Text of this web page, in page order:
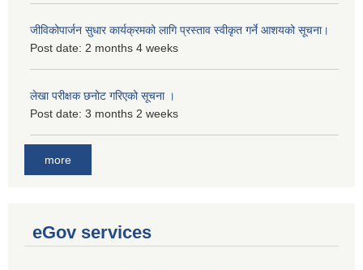
जीविकोपार्जन सुधार कार्यक्रमको लागि प्रस्ताव स्वीकृत गर्ने आशयको सूचना।
Post date: 2 months 4 weeks
लेखा परीक्षक छनोट गरिएको सूचना ।
Post date: 3 months 2 weeks
more
eGov services